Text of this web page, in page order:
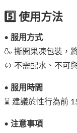
5️⃣ 使用方法
• 服用方式
🍶 撕開果凍包裝，
🍲 不需配水、不可
• 服用時間
⌛ 建議於性行為前
• 注意事項